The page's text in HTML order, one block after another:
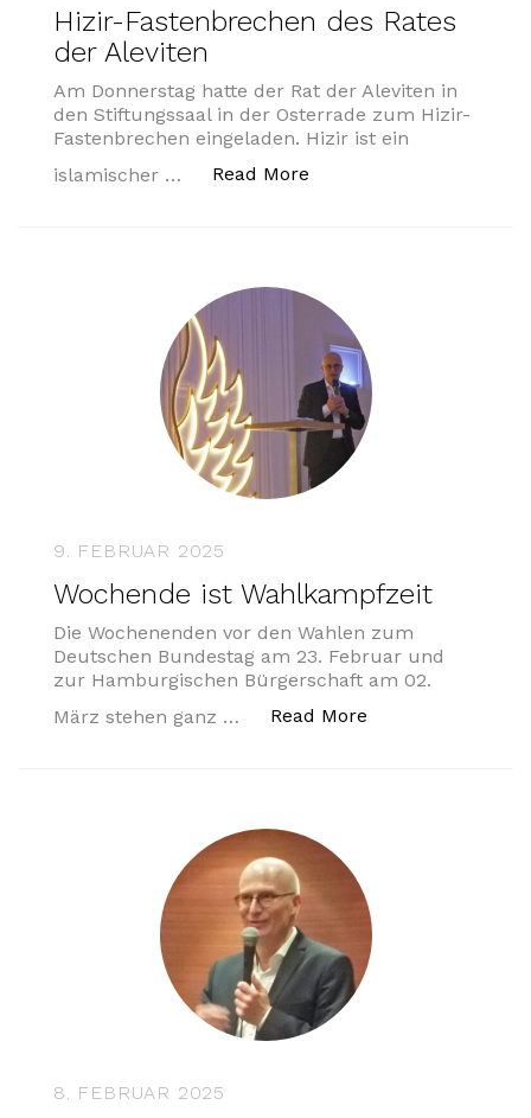
Hizir-Fastenbrechen des Rates
der Aleviten
Am Donnerstag hatte der Rat der Aleviten in
den Stiftungssaal in der Osterrade zum Hizir-
Fastenbrechen eingeladen. Hizir ist ein
islamischer …
Read More
9. FEBRUAR 2025
Wochende ist Wahlkampfzeit
Die Wochenenden vor den Wahlen zum
Deutschen Bundestag am 23. Februar und
zur Hamburgischen Bürgerschaft am 02.
März stehen ganz …
Read More
8. FEBRUAR 2025